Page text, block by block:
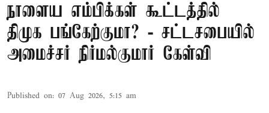
நாளைய எம்பிக்கள் கூட்டத்தில்
திமுக பங்கேற்குமா? - சட்டசபையில்
அமைச்சர் நிர்மல்குமார் கேள்வி
Published on: 07 Aug 2026, 5:15 am